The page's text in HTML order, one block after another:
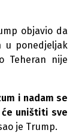
objavio da
u ponedjeljak
Teheran nije
i nadam se
će uništiti sve
je Trump.